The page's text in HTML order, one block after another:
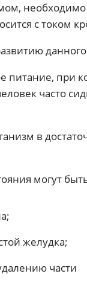
с током
при
часто
в
могут
желудка;
части